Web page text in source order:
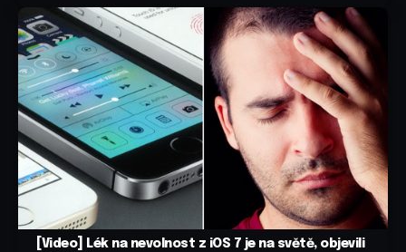
[Video] Lék na nevolnost z iOS 7 je na světě, objevili